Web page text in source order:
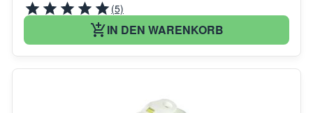
(5)
IN DEN WARENKORB